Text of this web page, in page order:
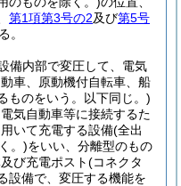
第1項第3号の2及び第5号
。
備内部で変圧して、電気
車、原動機付自転車、船
ものをいう。以下同じ。)
気自動車等に接続するた
いて充電する設備(全出
。)をいい、分離型のもの
び充電ポスト(コネクタ
設備で、変圧する機能を